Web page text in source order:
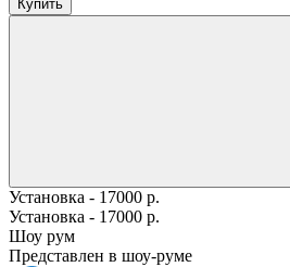
Купить
Установка - 17000 р.
Установка - 17000 р.
Шоу рум
Представлен в шоу-руме